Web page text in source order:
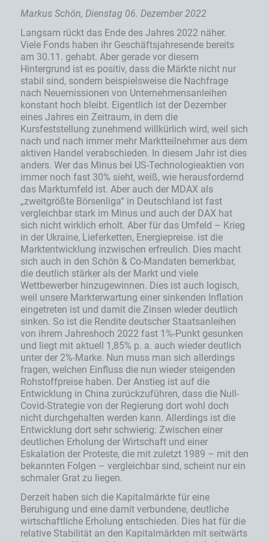
Markus Schön, Dienstag 06. Dezember 2022
Langsam rückt das Ende des Jahres 2022 näher.
Viele Fonds haben ihr Geschäftsjahresende bereits
am 30.11. gehabt. Aber gerade vor diesem
Hintergrund ist es positiv, dass die Märkte nicht nur
stabil sind, sondern beispielsweise die Nachfrage
nach Neuemissionen von Unternehmensanleihen
konstant hoch bleibt. Eigentlich ist der Dezember
eines Jahres ein Zeitraum, in dem die
Kursfeststellung zunehmend willkürlich wird, weil sich
nach und nach immer mehr Marktteilnehmer aus dem
aktiven Handel verabschieden. In diesem Jahr ist dies
anders. Wer das Minus bei US-Technologieaktien von
immer noch fast 30% sieht, weiß, wie herausfordernd
das Marktumfeld ist. Aber auch der MDAX als
„zweitgrößte Börsenliga“ in Deutschland ist fast
vergleichbar stark im Minus und auch der DAX hat
sich nicht wirklich erholt. Aber für das Umfeld – Krieg
in der Ukraine, Lieferketten, Energiepreise. ist die
Marktentwicklung inzwischen erfreulich. Dies macht
sich auch in den Schön & Co-Mandaten bemerkbar,
die deutlich stärker als der Markt und viele
Wettbewerber hinzugewinnen. Dies ist auch logisch,
weil unsere Markterwartung einer sinkenden Inflation
eingetreten ist und damit die Zinsen wieder deutlich
sinken. So ist die Rendite deutscher Staatsanleihen
von ihrem Jahreshoch 2022 fast 1%-Punkt gesunken
und liegt mit aktuell 1,85% p. a. auch wieder deutlich
unter der 2%-Marke. Nun muss man sich allerdings
fragen, welchen Einfluss die nun wieder steigenden
Rohstoffpreise haben. Der Anstieg ist auf die
Entwicklung in China zurückzuführen, dass die Null-
Covid-Strategie von der Regierung dort wohl doch
nicht durchgehalten werden kann. Allerdings ist die
Entwicklung dort sehr schwierig: Zwischen einer
deutlichen Erholung der Wirtschaft und einer
Eskalation der Proteste, die mit zuletzt 1989 – mit den
bekannten Folgen – vergleichbar sind, scheint nur ein
schmaler Grat zu liegen.
Derzeit haben sich die Kapitalmärkte für eine
Beruhigung und eine damit verbundene, deutliche
wirtschaftliche Erholung entschieden. Dies hat für die
relative Stabilität an den Kapitalmärkten mit seitwärts